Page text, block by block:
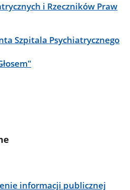
i Rzeczników Praw
Szpitala Psychiatrycznego
informacji publicznej